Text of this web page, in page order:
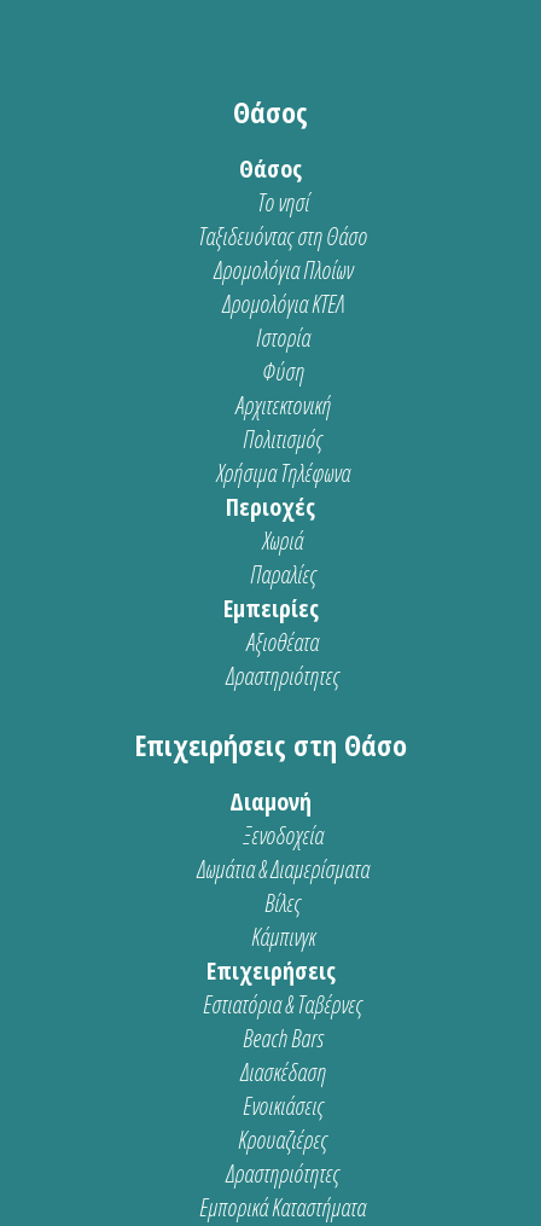
Θάσος
Θάσος
Το νησί
Ταξιδευόντας στη Θάσο
Δρομολόγια Πλοίων
Δρομολόγια ΚΤΕΛ
Ιστορία
Φύση
Αρχιτεκτονική
Πολιτισμός
Χρήσιμα Τηλέφωνα
Περιοχές
Χωριά
Παραλίες
Εμπειρίες
Αξιοθέατα
Δραστηριότητες
Επιχειρήσεις στη Θάσο
Διαμονή
Ξενοδοχεία
Δωμάτια & Διαμερίσματα
Βίλες
Κάμπινγκ
Επιχειρήσεις
Εστιατόρια & Ταβέρνες
Beach Bars
Διασκέδαση
Ενοικιάσεις
Κρουαζιέρες
Δραστηριότητες
Εμπορικά Καταστήματα